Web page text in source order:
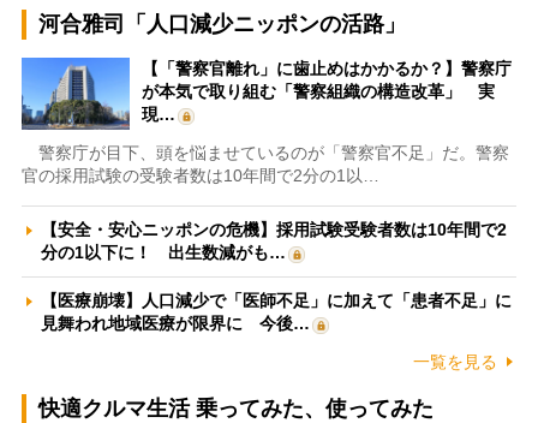
河合雅司「人口減少ニッポンの活路」
【「警察官離れ」に歯止めはかかるか？】警察庁
が本気で取り組む「警察組織の構造改革」 実
現…
警察庁が目下、頭を悩ませているのが「警察官不足」だ。警察
官の採用試験の受験者数は10年間で2分の1以…
【安全・安心ニッポンの危機】採用試験受験者数は10年間で2
分の1以下に！ 出生数減がも…
【医療崩壊】人口減少で「医師不足」に加えて「患者不足」に
見舞われ地域医療が限界に 今後…
一覧を見る
快適クルマ生活 乗ってみた、使ってみた